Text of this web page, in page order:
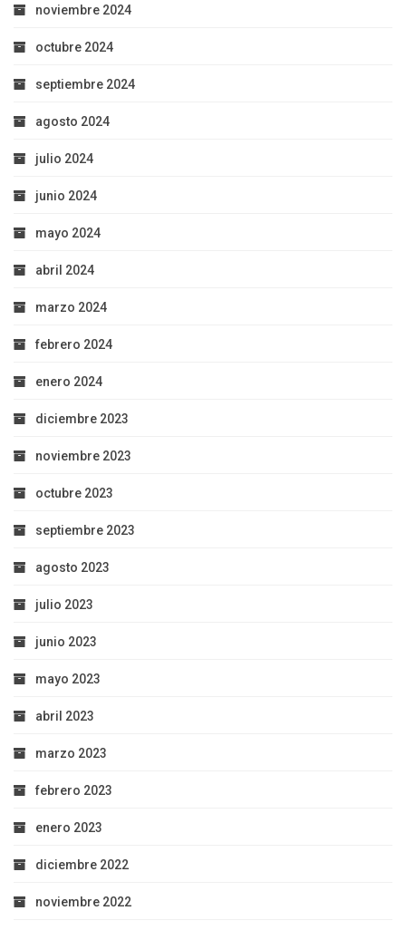
noviembre 2024
octubre 2024
septiembre 2024
agosto 2024
julio 2024
junio 2024
mayo 2024
abril 2024
marzo 2024
febrero 2024
enero 2024
diciembre 2023
noviembre 2023
octubre 2023
septiembre 2023
agosto 2023
julio 2023
junio 2023
mayo 2023
abril 2023
marzo 2023
febrero 2023
enero 2023
diciembre 2022
noviembre 2022